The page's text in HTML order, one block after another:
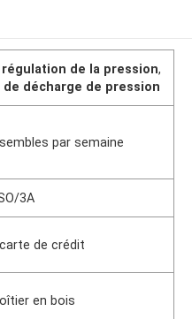
régulation de la pression,
de décharge de pression
par semaine
3A
de crédit
en bois